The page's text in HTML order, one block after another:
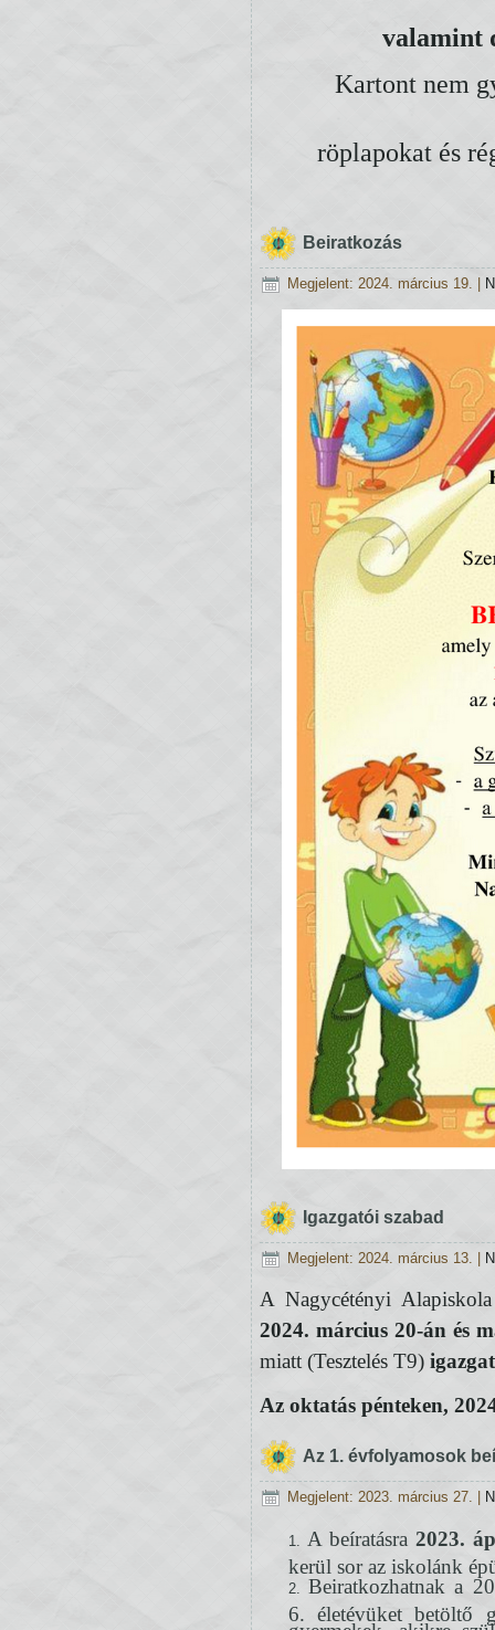
valamint
Kartont nem
röplapokat és
Beiratkozás
Megjelent: 2024. március 19.
Igazgatói szabad
Megjelent: 2024. március 13.
A Nagycétényi
2024. március 20-án és
miatt (Tesztelés T9)
Az oktatás pénteken,
Az 1. évfolyamosok
Megjelent: 2023. március 27.
A beíratásra2023.
kerül sor az iskolánk
Beiratkozhatnak a
6. életévüket betöltő